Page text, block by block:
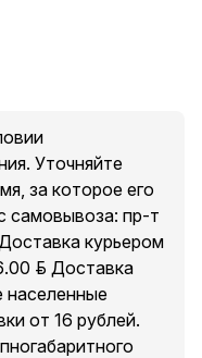
Уточняйте
за которое его
самовывоза: пр-т
курьером
руб. Доставка
населенные
от 16 рублей.